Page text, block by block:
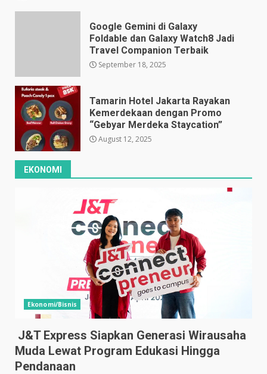
Google Gemini di Galaxy
Foldable dan Galaxy Watch8 Jadi
Travel Companion Terbaik
September 18, 2025
Tamarin Hotel Jakarta Rayakan
Kemerdekaan dengan Promo
“Gebyar Merdeka Staycation”
August 12, 2025
EKONOMI
Ekonomi/Bisnis
J&T Express Siapkan Generasi Wirausaha
Muda Lewat Program Edukasi Hingga
Pendanaan